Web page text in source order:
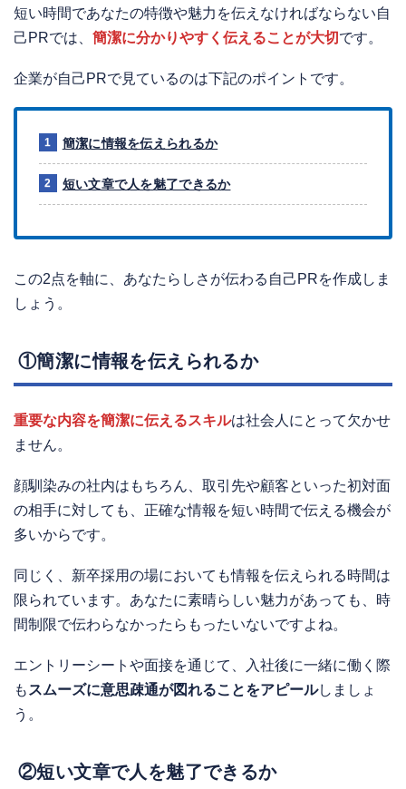
短い時間であなたの特徴や魅力を伝えなければならない自
己PRでは、 簡潔に分かりやすく伝えることが大切 です。
企業が自己PRで見ているのは下記のポイントです。
簡潔に情報を伝えられるか
短い文章で人を魅了できるか
この2点を軸に、あなたらしさが伝わる自己PRを作成しま
しょう。
①簡潔に情報を伝えられるか
重要な内容を簡潔に伝えるスキルは社会人にとって欠かせ
ません。
顔馴染みの社内はもちろん、取引先や顧客といった初対面
の相手に対しても、正確な情報を短い時間で伝える機会が
多いからです。
同じく、新卒採用の場においても情報を伝えられる時間は
限られています。あなたに素晴らしい魅力があっても、時
間制限で伝わらなかったらもったいないですよね。
エントリーシートや面接を通じて、入社後に一緒に働く際
も スムーズに意思疎通が図れることをアピールしましょ
う。
②短い文章で人を魅了できるか